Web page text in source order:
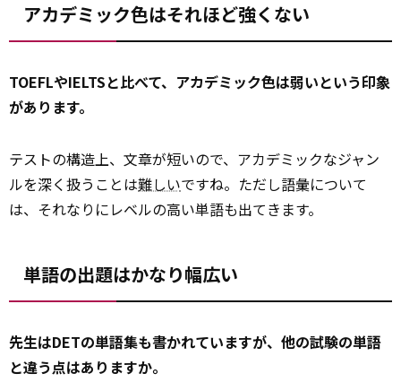
アカデミック色はそれほど強くない
TOEFLやIELTSと比べて、アカデミック色は弱いという印象
があります。
テストの構造上、文章が短いので、アカデミックなジャン
ルを深く扱うことは難しいですね。ただし語彙について
は、それなりにレベルの高い単語も出てきます。
単語の出題はかなり幅広い
先生はDETの単語集も書かれていますが、他の試験の単語
と違う点はありますか。